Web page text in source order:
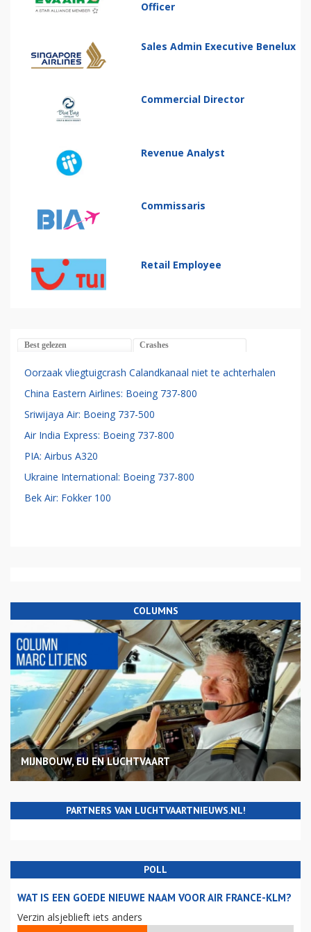
Officer
Sales Admin Executive Benelux
Commercial Director
Revenue Analyst
Commissaris
Retail Employee
Best gelezen Crashes
Oorzaak vliegtuigcrash Calandkanaal niet te achterhalen
China Eastern Airlines: Boeing 737-800
Sriwijaya Air: Boeing 737-500
Air India Express: Boeing 737-800
PIA: Airbus A320
Ukraine International: Boeing 737-800
Bek Air: Fokker 100
COLUMNS
MIJNBOUW, EU EN LUCHTVAART
PARTNERS VAN LUCHTVAARTNIEUWS.NL!
POLL
WAT IS EEN GOEDE NIEUWE NAAM VOOR AIR FRANCE-KLM?
Verzin alsjeblieft iets anders